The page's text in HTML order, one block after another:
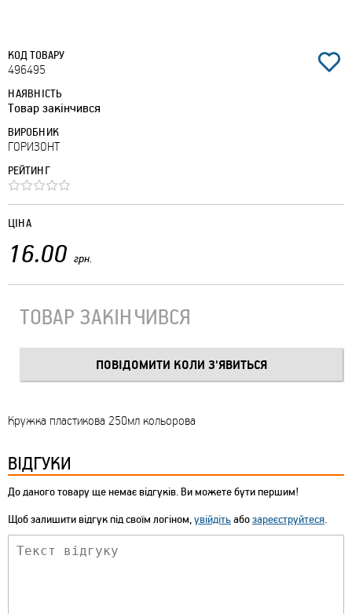
КОД ТОВАРУ
496495
НАЯВНІСТЬ
Товар закінчився
ВИРОБНИК
ГОРИЗОНТ
РЕЙТИНГ
ЦІНА
16.00 грн.
ТОВАР ЗАКІНЧИВСЯ
Кружка пластикова 250мл кольорова
ВІДГУКИ
До даного товару ще немає відгуків. Ви можете бути першим!
Щоб залишити відгук під своїм логіном,увійдітьабозареєструйтеся.